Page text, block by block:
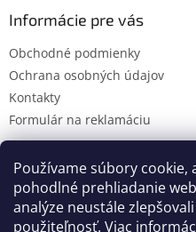
Používame súbory cookie,
pohodlné prehliadanie
analýze neustále
použiteľnosť. Viac
Informácie pre vás
Obchodné podmienky
Ochrana osobných údajov
Kontakty
Formulár na reklamáciu
Kontakty